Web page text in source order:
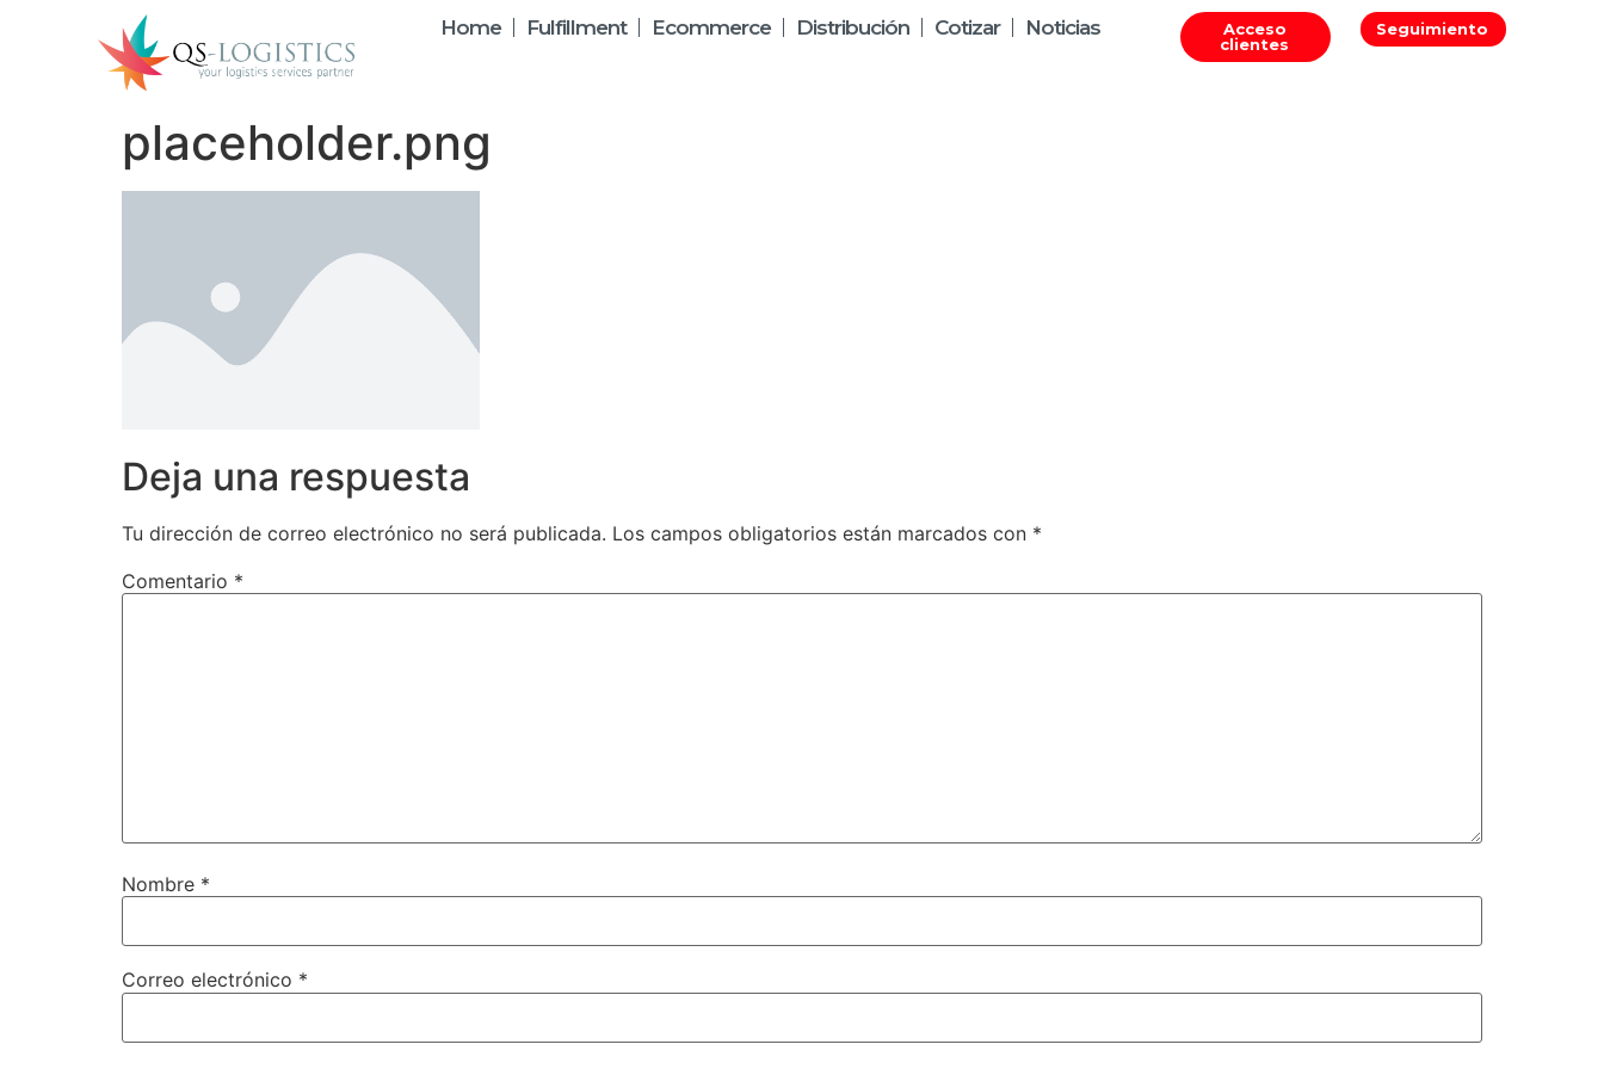
Home Fulfillment Ecommerce Distribución Cotizar Noticias
Acceso
clientes
Seguimiento
placeholder.png
Deja una respuesta
Tu dirección de correo electrónico no será publicada. Los campos obligatorios están marcados con *
Comentario *
Nombre *
Correo electrónico *